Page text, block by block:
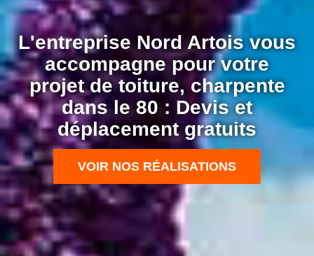
L'entreprise Nord Artois vous
accompagne pour votre
projet de toiture, charpente
dans le 80 : Devis et
déplacement gratuits
VOIR NOS RÉALISATIONS